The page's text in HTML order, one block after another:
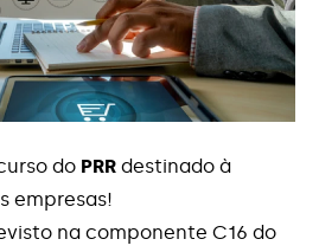
do PRR destinado à
empresas!
na componente C16 do